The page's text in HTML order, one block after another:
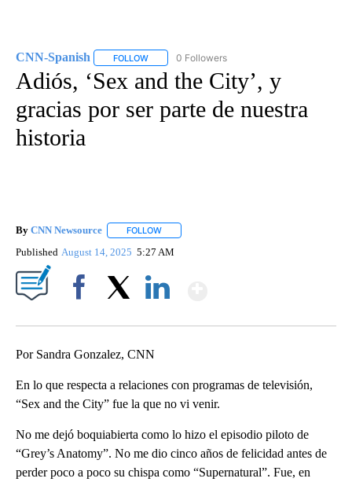
CNN-Spanish FOLLOW FOLLOW "CNN-SPANISH" TO RECEIVE
0 Followers
Adiós, ‘Sex and the City’, y
gracias por ser parte de nuestra
historia
By CNN Newsource FOLLOW
Published August 14, 2025 5:27 AM
Por Sandra Gonzalez, CNN
En lo que respecta a relaciones con programas de televisión,
“Sex and the City” fue la que no vi venir.
No me dejó boquiabierta como lo hizo el episodio piloto de
“Grey’s Anatomy”. No me dio cinco años de felicidad antes de
perder poco a poco su chispa como “Supernatural”. Fue, en